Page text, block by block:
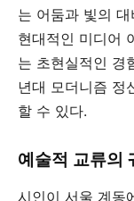
는 어둠과 빛의
현대적인 미디어
는 초현실적인 경
년대 모더니즘 정
할 수 있다.
예술적 교류의
시인이 서울 계동